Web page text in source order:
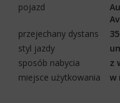
pojazd
przejechany dystans
styl jazdy
sposób nabycia
z
miejsce użytkowania
w